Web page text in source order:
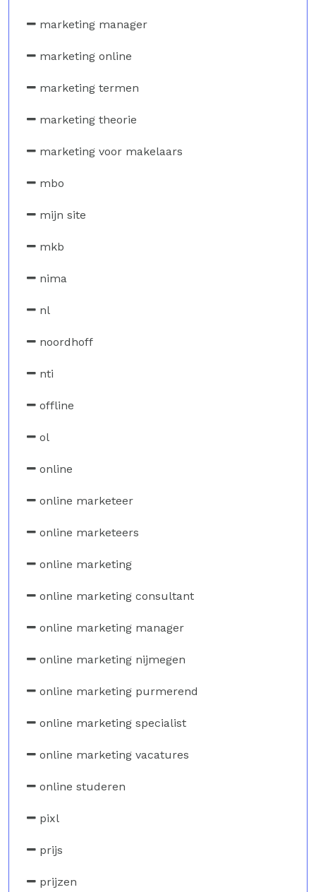
marketing manager
marketing online
marketing termen
marketing theorie
marketing voor makelaars
mbo
mijn site
mkb
nima
nl
noordhoff
nti
offline
ol
online
online marketeer
online marketeers
online marketing
online marketing consultant
online marketing manager
online marketing nijmegen
online marketing purmerend
online marketing specialist
online marketing vacatures
online studeren
pixl
prijs
prijzen